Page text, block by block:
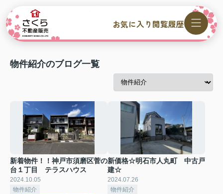
お気に入り 閲覧履歴
物件紹介のブログ一覧
新着物件！！神戸市須磨区菅の
台１丁目 テラスハウス
2024.10.05
物件紹介
新価格☆明石市人丸町 中古戸
建☆
2024.07.26
物件紹介